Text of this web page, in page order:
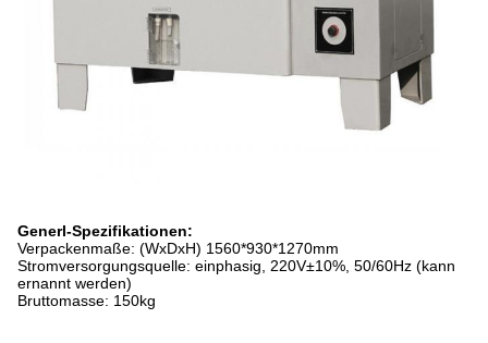
Generl-Spezifikationen:
Verpackenmaße: (WxDxH) 1560*930*1270mm
Stromversorgungsquelle: einphasig, 220V±10%, 50/60Hz (kann
ernannt werden)
Bruttomasse: 150kg